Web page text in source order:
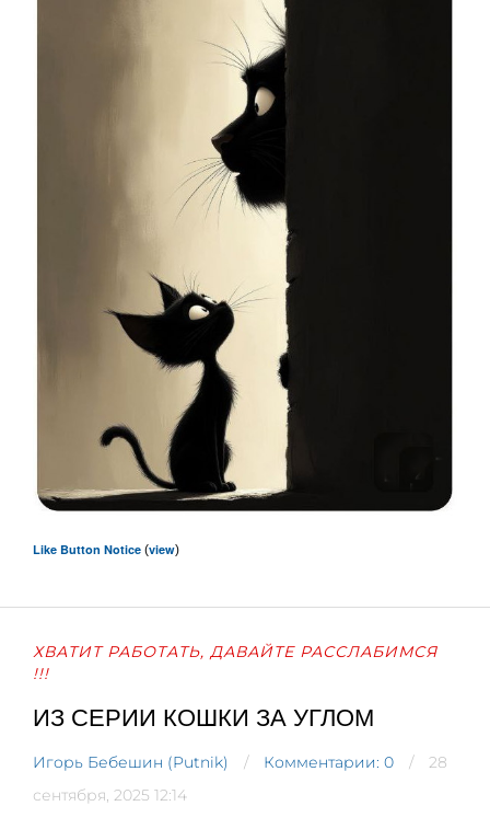
Like Button Notice (view)
ХВАТИТ РАБОТАТЬ, ДАВАЙТЕ РАССЛАБИМСЯ
!!!
ИЗ СЕРИИ КОШКИ ЗА УГЛОМ
Игорь Бебешин (Putnik) Комментарии: 0
28
сентября, 2025 12:14